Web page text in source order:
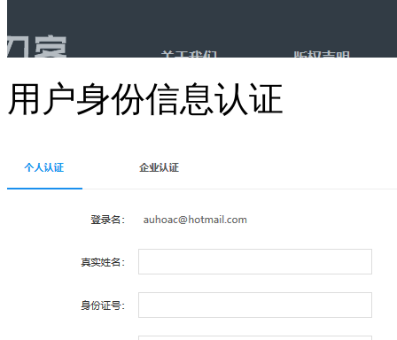
用户身份信息认证